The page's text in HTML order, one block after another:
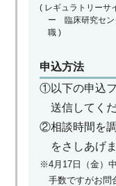
( レギュラトリー
ー 臨床研究セ
職 )
申込方法
①以下の申込フ
送信してく
②相談時間を
をさしあげま
※4月17日（金）
手数ですがお問